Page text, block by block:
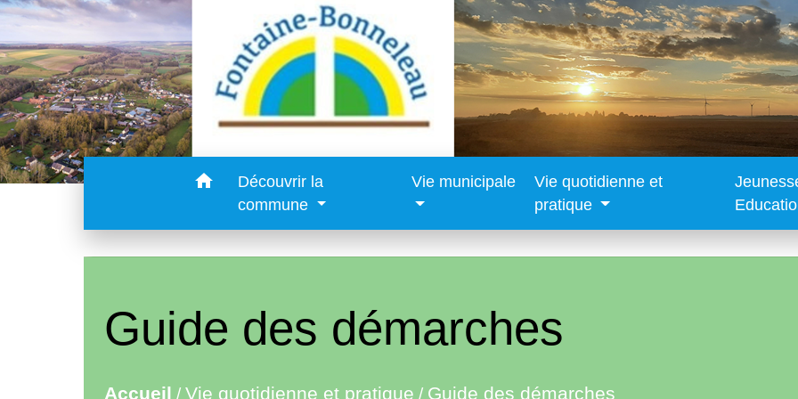
home
Découvrir la
commune
Vie municipale
Vie quotidienne et
pratique
Guide des démarches
Accueil / Vie quotidienne et pratique / Guide des démarches